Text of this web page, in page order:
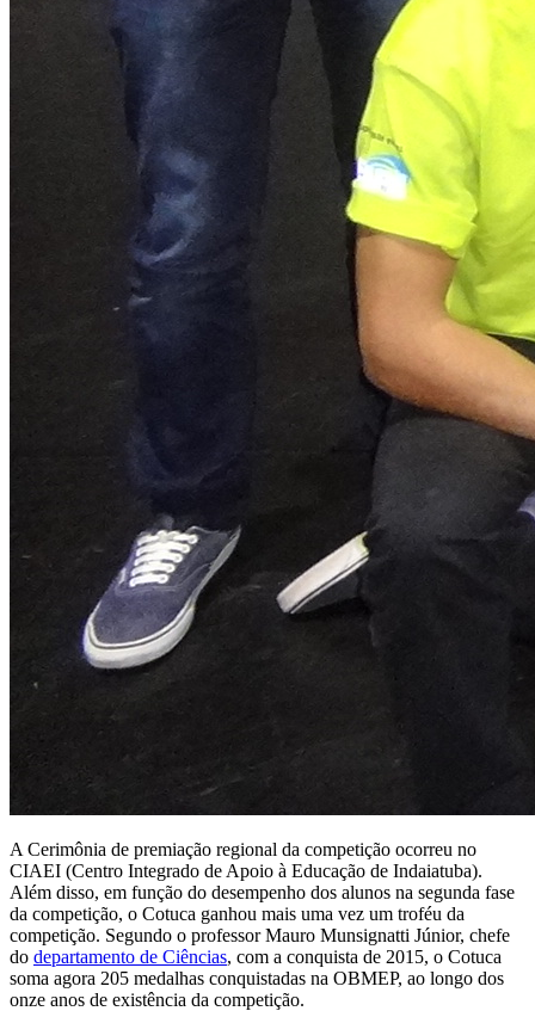
A Cerimônia de premiação regional da competição ocorreu no
CIAEI (Centro Integrado de Apoio à Educação de Indaiatuba).
Além disso, em função do desempenho dos alunos na segunda fase
da competição, o Cotuca ganhou mais uma vez um troféu da
competição. Segundo o professor Mauro Munsignatti Júnior, chefe
do departamento de Ciências, com a conquista de 2015, o Cotuca
soma agora 205 medalhas conquistadas na OBMEP, ao longo dos
onze anos de existência da competição.